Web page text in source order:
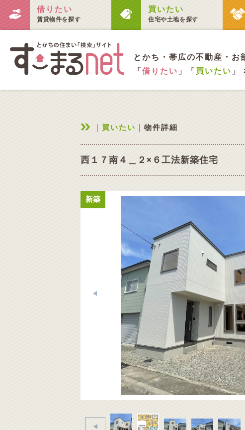
借りたい
賃貸物件を探す
買いたい
住宅や土地を探す
とかち・帯広の不動産・お
「借りたい 」「 買いたい 」
｜買いたい｜ 物件詳細
西１７南４＿２×６工法新築住宅
新築